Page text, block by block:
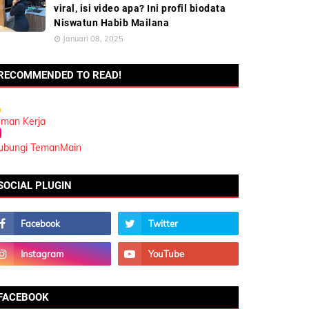
viral, isi video apa? Ini profil biodata
Niswatun Habib Mailana
Januari 08, 2025
TO READ!
Kerja
TemanMain
PLUGIN